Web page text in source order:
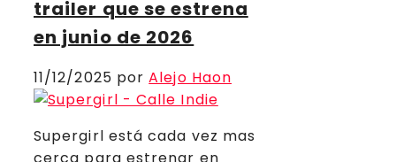
trailer que se estrena
en junio de 2026
11/12/2025 porAlejo Haon
Supergirl está cada vez mas
cerca para estrenar en